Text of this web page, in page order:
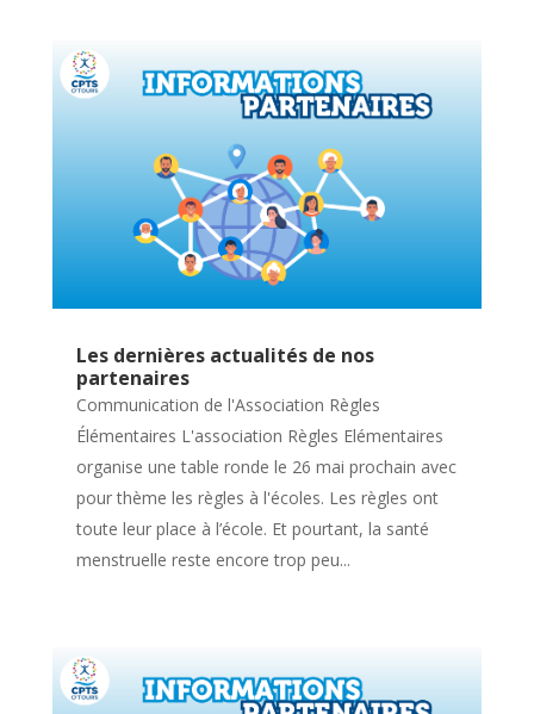
Les dernières actualités de nos
partenaires
Communication de l'Association Règles
Élémentaires L'association Règles Elémentaires
organise une table ronde le 26 mai prochain avec
pour thème les règles à l'écoles. Les règles ont
toute leur place à l’école. Et pourtant, la santé
menstruelle reste encore trop peu...